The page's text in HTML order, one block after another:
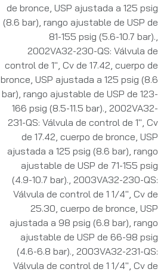
de bronce, USP ajustada a 125 psig
(8.6 bar), rango ajustable de USP de
81-155 psig (5.6-10.7 bar).
2002VA32-230-QS: Válvula de
control de 1", Cv de 17.42, cuerpo de
bronce, USP ajustada a 125 psig (8.6
bar), rango ajustable de USP de 123-
166 psig (8.5-11.5 bar). 2002VA32-
231-QS: Válvula de control de 1", Cv
de 17.42, cuerpo de bronce, USP
ajustada a 125 psig (8.6 bar), rango
ajustable de USP de 71-155 psig
(4.9-10.7 bar). 2003VA32-230-QS:
Válvula de control de 1 1/4", Cv de
25.30, cuerpo de bronce, USP
ajustada a 98 psig (6.8 bar), rango
ajustable de USP de 66-98 psig
(4.6-6.8 bar). 2003VA32-231-QS:
Válvula de control de 1 1/4", Cv de